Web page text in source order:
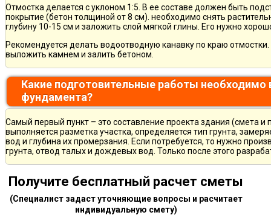
Отмостка делается с уклоном 1:5. В ее составе должен быть
покрытие (бетон толщиной от 8 см). необходимо снять
глубину 10-15 см и заложить слой мягкой глины. Его нужно
Рекомендуется делать водоотводную канавку по краю
выложить камнем и залить бетоном.
Какие подготовительные работы необходимо
фундамента?
Самый первый пункт – это составление проекта здания (смета
выполняется разметка участка, определяется тип грунта,
вод и глубина их промерзания. Если потребуется, то нужно
грунта, отвод талых и дождевых вод. Только после этого
Получите бесплатный расчет сметы
(Специалист задаст уточняющие вопросы и расчитает
индивидуальную смету)